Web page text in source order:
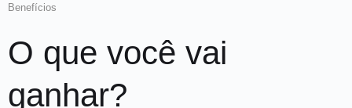
Benefícios
O que você vai
ganhar?